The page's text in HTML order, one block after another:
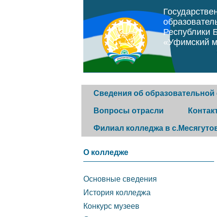
Республики
«Уфимский
Сведения об образовательной
Основные сведения
Конкурс музеев
Вопросы отрасли
Программа "Земский
Постановление
правительства Республики
Горячая
Филиал колледжа в
О колледже
Основные сведения
История колледжа
Конкурс музеев